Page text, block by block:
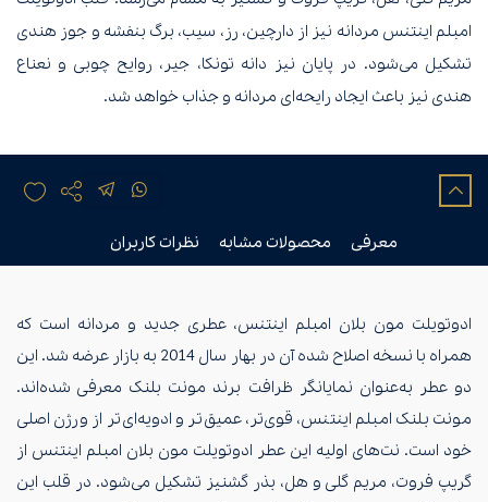
امبلم اینتنس مردانه نیز از دارچین، رز، سیب، برگ بنفشه و جوز هندی
تشکیل می‌شود. در پایان نیز دانه تونکا، جیر، روایح چوبی و نعناع
هندی نیز باعث ایجاد رایحه‌ای مردانه و جذاب خواهد شد.
معرفی محصولات مشابه نظرات کاربران
ادوتویلت مون بلان امبلم اینتنس، عطری جدید و مردانه است که
همراه با نسخه اصلاح شده آن در بهار سال 2014 به بازار عرضه شد. این
دو عطر به‌عنوان نمایانگر ظرافت برند مونت بلنک معرفی شده‌اند.
مونت بلنک امبلم اینتنس، قوی‌تر، عمیق‌تر و ادویه‌ای‌تر از ورژن اصلی
خود است. نت‌های اولیه این عطر ادوتویلت مون بلان امبلم اینتنس از
گریپ فروت، مریم گلی و هل، بذر گشنیز تشکیل می‌شود. در قلب این